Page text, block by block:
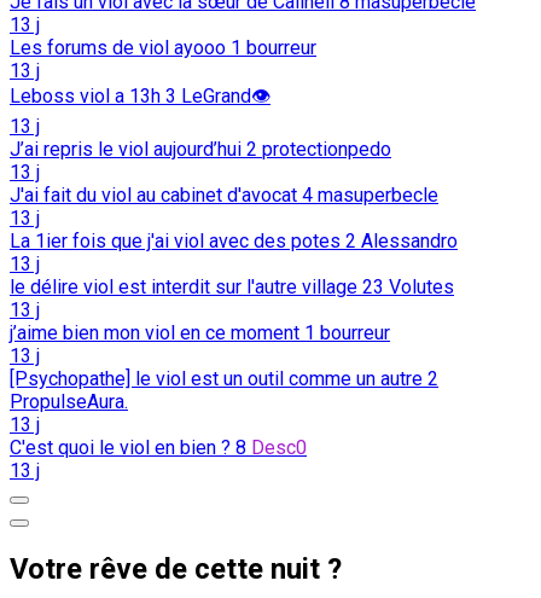
13 j
Les forums de viol ayooo 1 bourreur
13 j
Leboss viol a 13h 3 LeGrand👁️
13 j
J’ai repris le viol aujourd’hui 2 protectionpedo
13 j
J'ai fait du viol au cabinet d'avocat 4 masuperbecle
13 j
La 1ier fois que j'ai viol avec des potes 2 Alessandro
13 j
le délire viol est interdit sur l'autre village 23 Volutes
13 j
j’aime bien mon viol en ce moment 1 bourreur
13 j
[Psychopathe] le viol est un outil comme un autre 2
PropulseAura.
13 j
C'est quoi le viol en bien ? 8 Desc0
13 j
Votre rêve de cette nuit ?